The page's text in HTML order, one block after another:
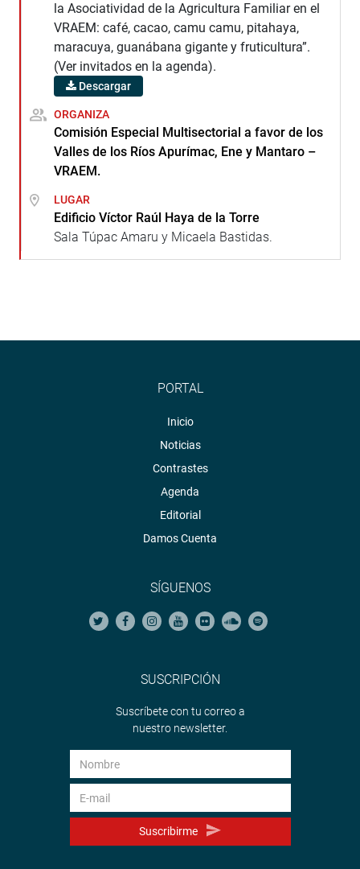
la Asociatividad de la Agricultura Familiar en el
VRAEM: café, cacao, camu camu, pitahaya,
maracuya, guanábana gigante y fruticultura”.
(Ver invitados en la agenda).
Descargar
ORGANIZA
Comisión Especial Multisectorial a favor de los
Valles de los Ríos Apurímac, Ene y Mantaro –
VRAEM.
LUGAR
Edificio Víctor Raúl Haya de la Torre
Sala Túpac Amaru y Micaela Bastidas.
PORTAL
Inicio
Noticias
Contrastes
Agenda
Editorial
Damos Cuenta
SÍGUENOS
SUSCRIPCIÓN
Suscríbete con tu correo a
nuestro newsletter.
Suscribirme